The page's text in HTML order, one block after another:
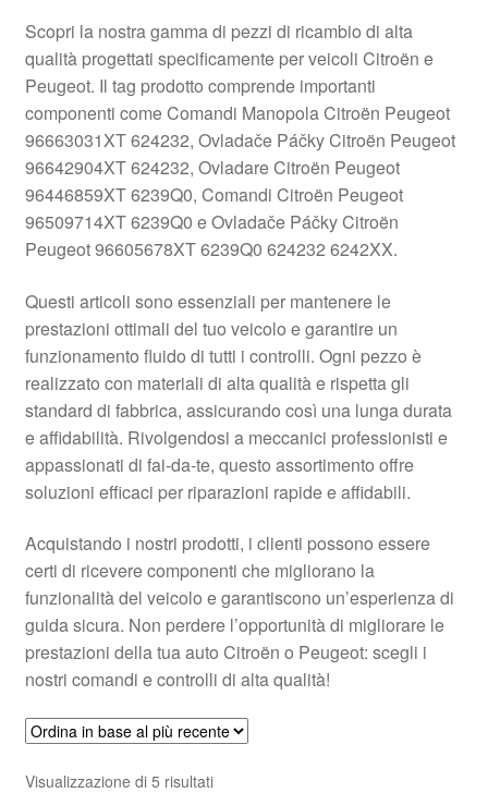
Il mio account
Pagamenti
Politica sulla riservatezza
Procedura di Reclamo
Registratore di cassa
Rimostranza
Spedizione in tutto il mondo
Termini e condizioni
Scopri la nostra gamma di pezzi di ricambio di alta
qualità progettati specificamente per veicoli Citroën e
Peugeot. Il tag prodotto comprende importanti
componenti come Comandi Manopola Citroën Peugeot
96663031XT 624232, Ovladače Páčky Citroën Peugeot
96642904XT 624232, Ovladare Citroën Peugeot
96446859XT 6239Q0, Comandi Citroën Peugeot
96509714XT 6239Q0 e Ovladače Páčky Citroën
Peugeot 96605678XT 6239Q0 624232 6242XX.
Questi articoli sono essenziali per mantenere le
prestazioni ottimali del tuo veicolo e garantire un
funzionamento fluido di tutti i controlli. Ogni pezzo è
realizzato con materiali di alta qualità e rispetta gli
standard di fabbrica, assicurando così una lunga durata
e affidabilità. Rivolgendosi a meccanici professionisti e
appassionati di fai-da-te, questo assortimento offre
soluzioni efficaci per riparazioni rapide e affidabili.
Acquistando i nostri prodotti, i clienti possono essere
certi di ricevere componenti che migliorano la
funzionalità del veicolo e garantiscono un’esperienza di
guida sicura. Non perdere l’opportunità di migliorare le
prestazioni della tua auto Citroën o Peugeot: scegli i
nostri comandi e controlli di alta qualità!
Visualizzazione di 5 risultatiOrdina